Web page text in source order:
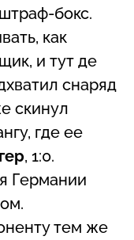
бокс.
как
и тут де
снаряд
скинул
где ее
, 1:0.
Германии
тем же